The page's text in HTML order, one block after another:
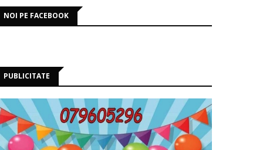
NOI PE FACEBOOK
PUBLICITATE